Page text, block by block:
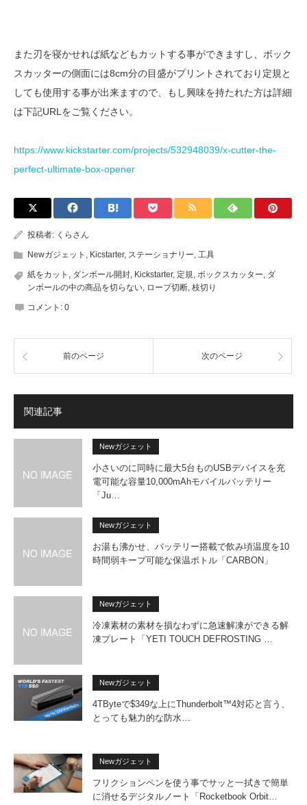
また刃を寝かせれば紙などもカットする事ができますし、ボック
スカッターの側面には8cm分の目盛がプリントされており定規と
しても使用する事が出来ますので、もし興味を持たれた方は詳細
は下記URLをご覧ください。
https://www.kickstarter.com/projects/532948039/x-cutter-the-
perfect-ultimate-box-opener
投稿者: くらさん
Newガジェット , Kicstarter, ステーショナリー, 工具
紙をカット , ダンボール開封, Kickstarter, 定規, ボックスカッター, ダ
ンボールの中の商品を切らない, ロープ切断, 枝切り
コメント: 0
前のページ 次のページ
関連記事
Newガジェット
小さいのに同時に最大5台ものUSBデバイスを充
電可能な容量10,000mAhモバイルバッテリー
「Ju…
Newガジェット
お湯も沸かせ、バッテリー搭載で飲み頃温度を10
時間弱キープ可能な保温ボトル「CARBON」
Newガジェット
冷凍素材の素材を損なわずに急速解凍ができる解
凍プレート「YETI TOUCH DEFROSTING …
Newガジェット
4TByteで$349な上にThunderbolt™4対応と言う、
とっても魅力的な防水…
Newガジェット
フリクションペンを使う事でサッと一拭きで簡単
に消せるデジタルノート「Rocketbook Orbit…